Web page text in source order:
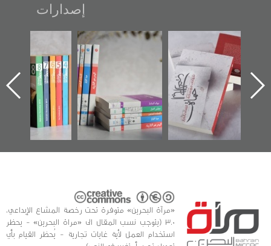
إصدارات
تصنيف موضوعي
للوثائق البريطانية
يقدمه «مركز أوال»
في سلسلة من 5
كتب
"مرآة البحرين"
جديدة لمعتقل
عسكري تصدر عن
«مرآة البحرين»
«مرآة البحرين» متوفرة تحت رخصة المشاع الإبداعي،
3.0 (يتوجب نسب المقال الى «مراة البحرين» - يحظر
استخدام العمل لأية غايات تجارية - يُحظر القيام بأي